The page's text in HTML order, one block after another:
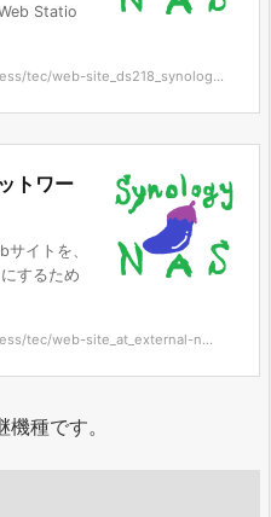
Statio
tec/web-site_ds218_synolog...
トワー
イトを、
するため
tec/web-site_at_external-n...
種です。